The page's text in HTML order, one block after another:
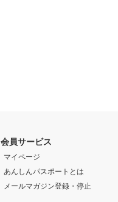
会員サービス
マイページ
あんしんパスポートとは
メールマガジン登録・停止